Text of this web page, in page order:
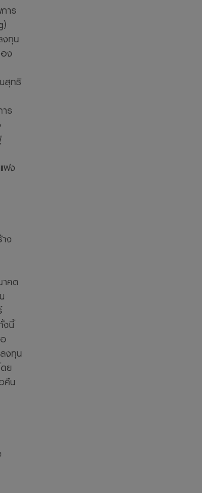
าร
ทุน
ง
สุทธิ
ร
ฝง
ง
คต
งนี้
งทุน
ย
คืน